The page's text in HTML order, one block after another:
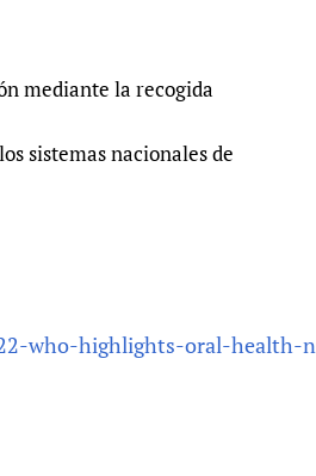
mediante la recogida
sistemas nacionales de
who-highlights-oral-health-